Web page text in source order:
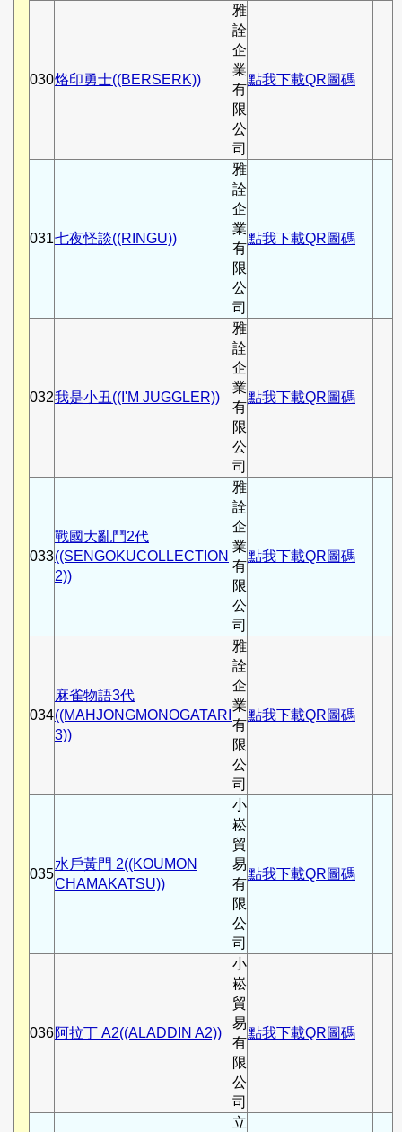
030烙印勇士((BERSERK))
雅
詮
企
業
有
限
公
司
點我下載QR圖碼
031七夜怪談((RINGU))
雅
詮
企
業
有
限
公
司
點我下載QR圖碼
032我是小丑((I'M JUGGLER))
雅
詮
企
業
有
限
公
司
點我下載QR圖碼
033
戰國大亂鬥2代
((SENGOKUCOLLECTION
2))
雅
詮
企
業
有
限
公
司
點我下載QR圖碼
034
麻雀物語3代
((MAHJONGMONOGATARI
3))
雅
詮
企
業
有
限
公
司
點我下載QR圖碼
035
水戶黃門 2((KOUMON
CHAMAKATSU))
小
崧
貿
易
有
限
公
司
點我下載QR圖碼
036阿拉丁 A2((ALADDIN A2))
小
崧
貿
易
有
限
公
司
點我下載QR圖碼
立